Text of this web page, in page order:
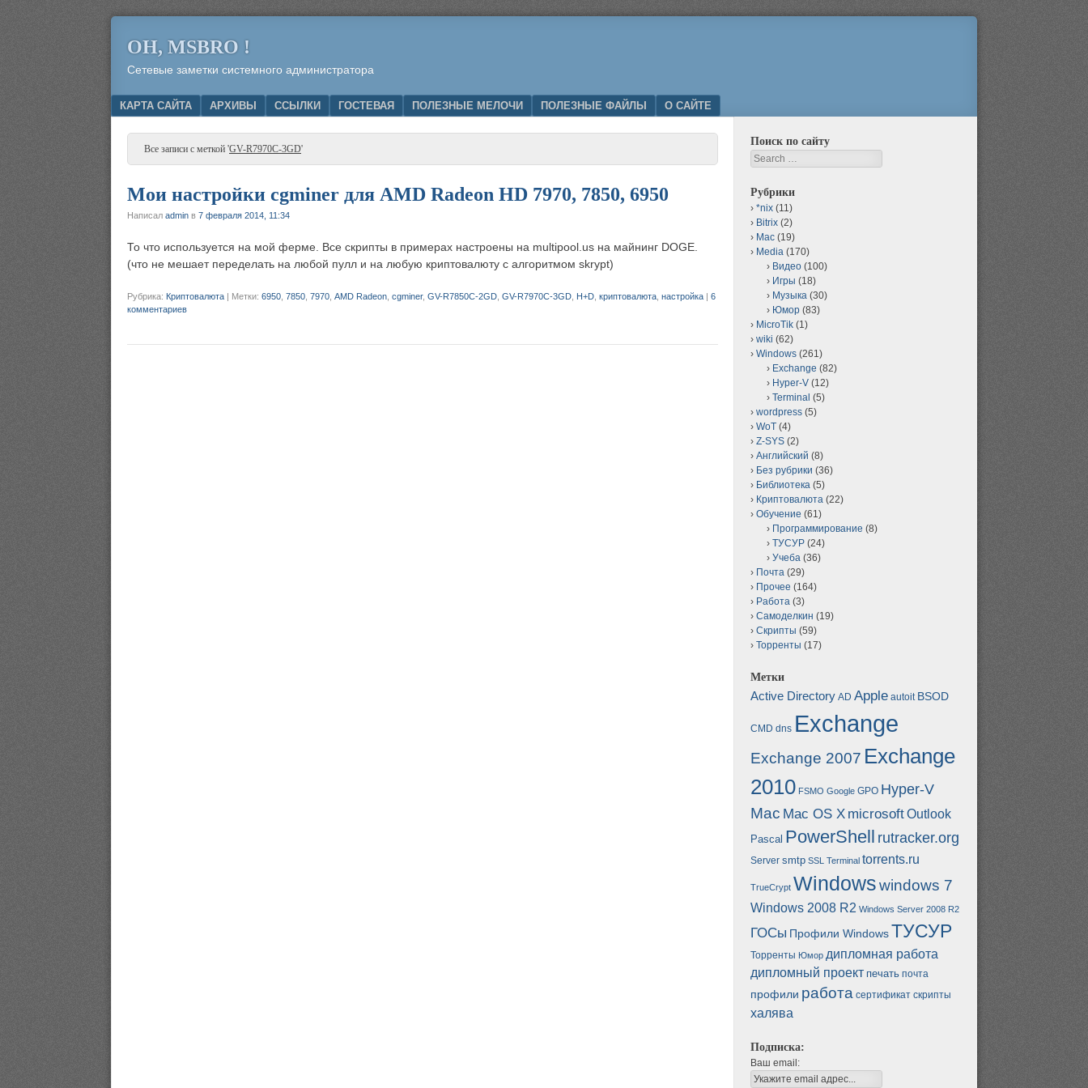
OH, MSBRO !
Сетевые заметки системного администратора
Menu
SKIP TO CONTENT
КАРТА САЙТА АРХИВЫ ССЫЛКИ ГОСТЕВАЯ ПОЛЕЗНЫЕ МЕЛОЧИ ПОЛЕЗНЫЕ ФАЙЛЫ О САЙТЕ
Все записи с меткой 'GV-R7970C-3GD'
Мои настройки cgminer для AMD Radeon HD 7970, 7850, 6950
Написал admin в 7 февраля 2014, 11:34
То что используется на мой ферме. Все скрипты в примерах настроены на multipool.us на майнинг DOGE.
(что не мешает переделать на любой пулл и на любую криптовалюту с алгоритмом skrypt)
Рубрика: Криптовалюта | Метки: 6950 7850 7970 AMD Radeon cgminer, GV-R7850C-2GD GV-R7970C-3GD H+D криптовалюта настройка | 6
комментариев
Поиск по сайту
Search
Рубрики
*nix (11)
Bitrix (2)
Mac (19)
Media (170)
Видео (100)
Игры (18)
Музыка (30)
Юмор (83)
MicroTik (1)
wiki (62)
Windows (261)
Exchange (82)
Hyper-V (12)
Terminal (5)
wordpress (5)
WoT (4)
Z-SYS (2)
Английский (8)
Без рубрики (36)
Библиотека (5)
Криптовалюта (22)
Обучение (61)
Программирование (8)
ТУСУР (24)
Учеба (36)
Почта (29)
Прочее (164)
Работа (3)
Самоделкин (19)
Скрипты (59)
Торренты (17)
Метки
Active Directory AD Apple autoit BSOD
CMD dns Exchange
Exchange 2007 Exchange
2010 FSMO Google GPO Hyper-V
Mac Mac OS X microsoftOutlook
Pascal PowerShell rutracker.org
Server smtp SSL Terminal torrents.ru
TrueCrypt Windowswindows 7
Windows 2008 R2 Windows Server 2008 R2
ГОСы Профили WindowsТУСУР
Торренты Юмор дипломная работа
дипломный проект печать почта
профили работа сертификат скрипты
халява
Подписка:
Ваш email: